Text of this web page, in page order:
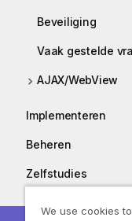
Beveiliging
Vaak gestelde
AJAX/WebView
Implementeren
Beheren
Zelfstudies
We use cookies